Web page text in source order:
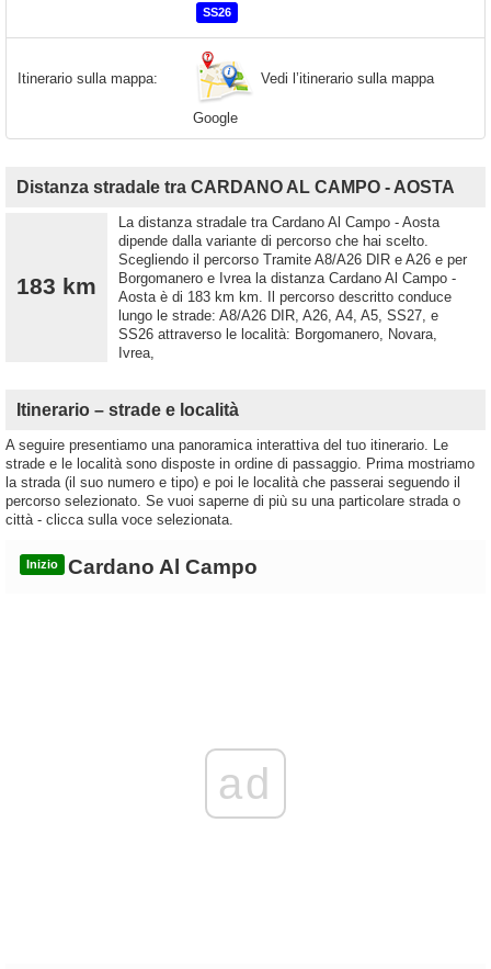
SS26
Itinerario sulla mappa: Vedi l’itinerario sulla mappa
Google
Distanza stradale tra CARDANO AL CAMPO - AOSTA
183 km
La distanza stradale tra Cardano Al Campo - Aosta
dipende dalla variante di percorso che hai scelto.
Scegliendo il percorso Tramite A8/A26 DIR e A26 e per
Borgomanero e Ivrea la distanza Cardano Al Campo -
Aosta è di 183 km km. Il percorso descritto conduce
lungo le strade: A8/A26 DIR, A26, A4, A5, SS27, e
SS26 attraverso le località: Borgomanero, Novara,
Ivrea,
Itinerario – strade e località
A seguire presentiamo una panoramica interattiva del tuo itinerario. Le
strade e le località sono disposte in ordine di passaggio. Prima mostriamo
la strada (il suo numero e tipo) e poi le località che passerai seguendo il
percorso selezionato. Se vuoi saperne di più su una particolare strada o
città - clicca sulla voce selezionata.
Inizio Cardano Al Campo
ad